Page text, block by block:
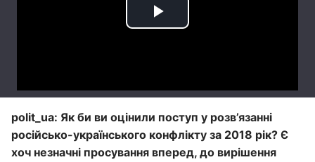
polit ua: Як би ви оцінили поступ у розв’язанні
російсько-українського конфлікту за 2018 рік? Є
хоч незначні просування вперед, до вирішення